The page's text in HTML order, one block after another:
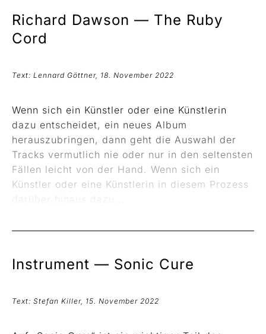
Richard Dawson — The Ruby
Cord
Text: Lennard Göttner, 18. November 2022
Wenn sich ein Künstler oder eine Künstlerin
dazu entscheidet, ein neues Album
herauszubringen, dann geht die Auswahl der
Tracks vermutlich nie oder nur in den seltensten
Fällen leicht von der Hand. Wenn sich ein
Künstler oder eine Künstlerin in diesem Prozess
Instrument — Sonic Cure
Text: Stefan Killer, 15. November 2022